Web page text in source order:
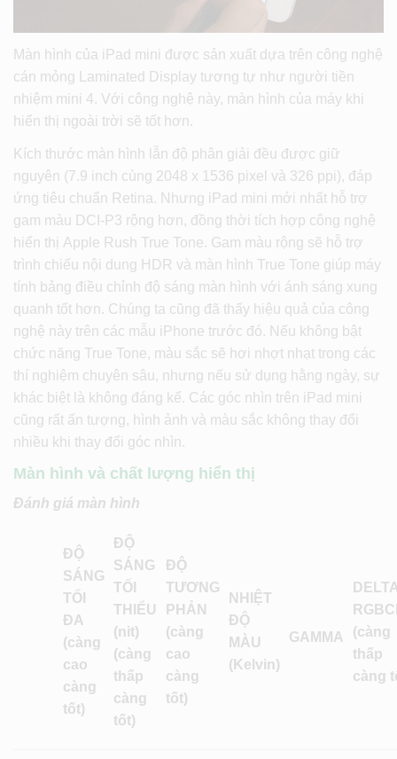
Màn hình của iPad mini được sản xuất dựa trên công nghệ
cán mỏng Laminated Display tương tự như người tiền
nhiệm mini 4. Với công nghệ này, màn hình của máy khi
hiển thị ngoài trời sẽ tốt hơn.
Kích thước màn hình lẫn độ phân giải đều được giữ
nguyên (7.9 inch cùng 2048 x 1536 pixel và 326 ppi), đáp
ứng tiêu chuẩn Retina. Nhưng iPad mini mới nhất hỗ trợ
gam màu DCI-P3 rộng hơn, đồng thời tích hợp công nghệ
hiển thị Apple Rush True Tone. Gam màu rộng sẽ hỗ trợ
trình chiếu nội dung HDR và màn hình True Tone giúp máy
tính bảng điều chỉnh độ sáng màn hình với ánh sáng xung
quanh tốt hơn. Chúng ta cũng đã thấy hiệu quả của công
nghệ này trên các mẫu iPhone trước đó. Nếu không bật
chức năng True Tone, màu sắc sẽ hơi nhợt nhạt trong các
thí nghiệm chuyên sâu, nhưng nếu sử dụng hằng ngày, sự
khác biệt là không đáng kể. Các góc nhìn trên iPad mini
cũng rất ấn tượng, hình ảnh và màu sắc không thay đổi
nhiều khi thay đổi góc nhìn.
Màn hình và chất lượng hiển thị
Đánh giá màn hình
ĐỘ
SÁNG
TỐI
ĐA
(càng
cao
càng
tốt)
ĐỘ
SÁNG
TỐI
THIỂU
(nit)
(càng
thấp
càng
tốt)
ĐỘ
TƯƠNG
PHẢN
(càng
cao
càng
tốt)
NHIỆT
ĐỘ
MÀU
(Kelvin)
GAMMA
(càng
thấp
càng